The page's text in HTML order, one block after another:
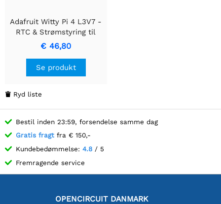
Adafruit Witty Pi 4 L3V7 -
RTC & Strømstyring til
Raspberry Pi
€ 46,80
Se produkt
 Ryd liste
Bestil inden 23:59, forsendelse samme dag
Gratis fragt fra € 150,-
Kundebedømmelse: 4.8 / 5
Fremragende service
OPENCIRCUIT DANMARK